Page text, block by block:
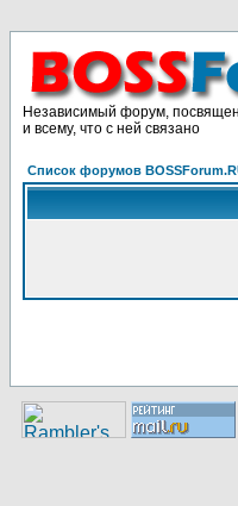
Независимый форум,
и всему, что с ней связано
Список форумов